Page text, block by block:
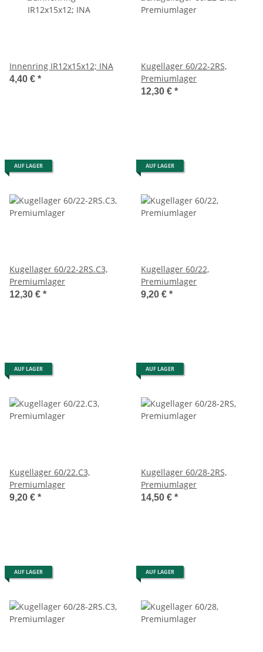
Innenring IR12x15x12; INA
4,40 € *
Kugellager 60/22-2RS,
Premiumlager
12,30 € *
AUF LAGER
Kugellager 60/22-2RS.C3,
Premiumlager
12,30 € *
AUF LAGER
Kugellager 60/22,
Premiumlager
9,20 € *
AUF LAGER
Kugellager 60/22.C3,
Premiumlager
9,20 € *
AUF LAGER
Kugellager 60/28-2RS,
Premiumlager
14,50 € *
AUF LAGER AUF LAGER